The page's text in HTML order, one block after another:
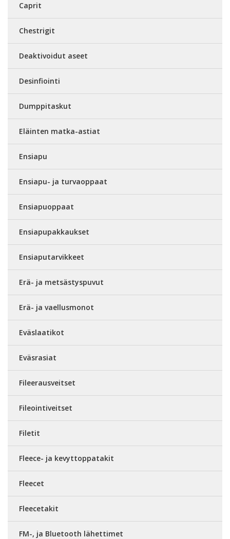
Caprit
Chestrigit
Deaktivoidut aseet
Desinfiointi
Dumppitaskut
Eläinten matka-astiat
Ensiapu
Ensiapu- ja turvaoppaat
Ensiapuoppaat
Ensiapupakkaukset
Ensiaputarvikkeet
Erä- ja metsästyspuvut
Erä- ja vaellusmonot
Eväslaatikot
Eväsrasiat
Fileerausveitset
Fileointiveitset
Filetit
Fleece- ja kevyttoppatakit
Fleecet
Fleecetakit
FM-, ja Bluetooth lähettimet